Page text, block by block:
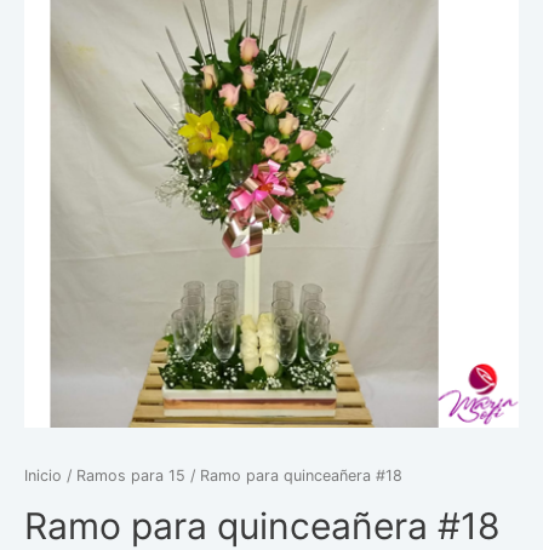
Inicio / Ramos para 15 / Ramo para quinceañera #18
Ramo para quinceañera #18